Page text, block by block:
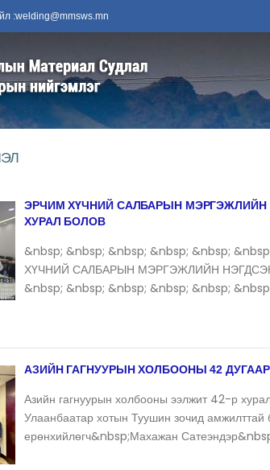
:welding@mmsws.mn
ЭРЧИМ ХҮЧНИЙ САЛБАРЫН МЭРГЭЖЛИЙН
ХУРАЛ БОЛОВ
&nbsp; &nbsp; &nbsp; &nbsp; &nbsp;
ХҮЧНИЙ САЛБАРЫН МЭРГЭЖЛИЙН
&nbsp; &nbsp; &nbsp; &nbsp; &nbsp;
АЗИЙН ГАГНУУРЫН ХОЛБООНЫ 42
Азийн гагнуурын холбооны ээлжит 42-р
Улаанбаатар хотын Туушин зочид
ерөнхийлөгч&nbsp;Махажан